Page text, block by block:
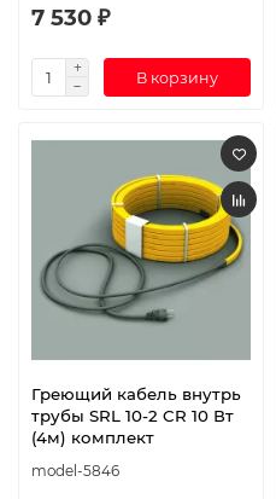
7 530 ₽
В корзину
Греющий кабель внутрь
трубы SRL 10-2 CR 10 Вт
(4м) комплект
model-5846